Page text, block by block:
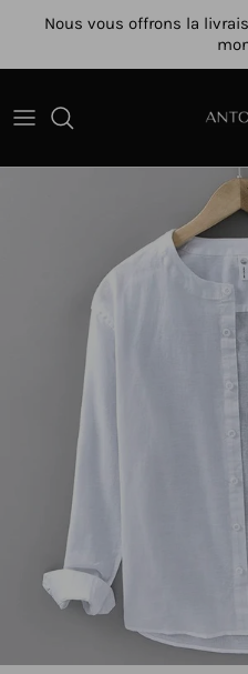
Aller directement au contenu
Nous vous offrons la